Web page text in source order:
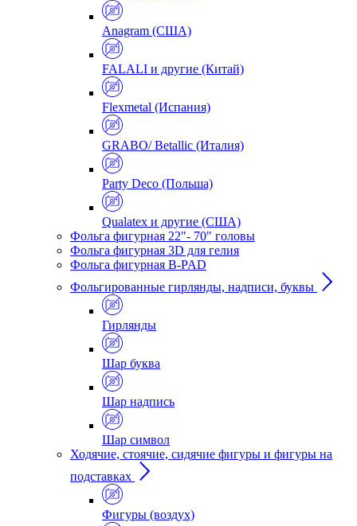
Anagram (США)
FALALI и другие (Китай)
Flexmetal (Испания)
GRABO/ Betallic (Италия)
Party Deco (Польша)
Qualatex и другие (США)
Фольга фигурная 22"- 70" головы
Фольга фигурная 3D для гелия
Фольга фигурная B-PAD
Фольгированные гирлянды, надписи, буквы
Гирлянды
Шар буква
Шар надпись
Шар символ
Ходячие, стоячие, сидячие фигуры и фигуры на
подставках
Фигуры (воздух)